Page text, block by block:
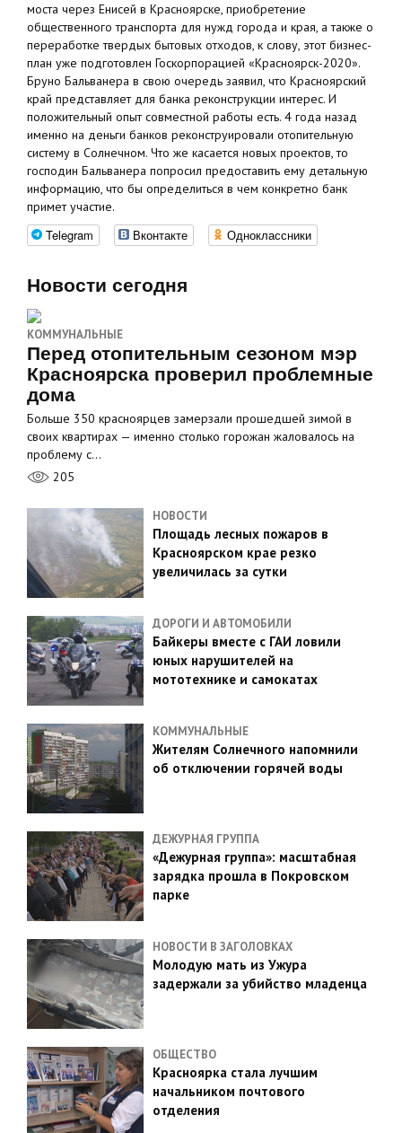
моста через Енисей в Красноярске, приобретение
общественного транспорта для нужд города и края, а также о
переработке твердых бытовых отходов, к слову, этот бизнес-
план уже подготовлен Госкорпорацией «Красноярск-2020».
Бруно Бальванера в свою очередь заявил, что Красноярский
край представляет для банка реконструкции интерес. И
положительный опыт совместной работы есть. 4 года назад
именно на деньги банков реконструировали отопительную
систему в Солнечном. Что же касается новых проектов, то
господин Бальванера попросил предоставить ему детальную
информацию, что бы определиться в чем конкретно банк
примет участие.
Telegram Вконтакте Одноклассники
Новости сегодня
КОММУНАЛЬНЫЕ
Перед отопительным сезоном мэр
Красноярска проверил проблемные
дома
Больше 350 красноярцев замерзали прошедшей зимой в
своих квартирах — именно столько горожан жаловалось на
проблему с…
205
НОВОСТИ
Площадь лесных пожаров в
Красноярском крае резко
увеличилась за сутки
ДОРОГИ И АВТОМОБИЛИ
Байкеры вместе с ГАИ ловили
юных нарушителей на
мототехнике и самокатах
КОММУНАЛЬНЫЕ
Жителям Солнечного напомнили
об отключении горячей воды
ДЕЖУРНАЯ ГРУППА
«Дежурная группа»: масштабная
зарядка прошла в Покровском
парке
НОВОСТИ В ЗАГОЛОВКАХ
Молодую мать из Ужура
задержали за убийство младенца
ОБЩЕСТВО
Красноярка стала лучшим
начальником почтового
отделения